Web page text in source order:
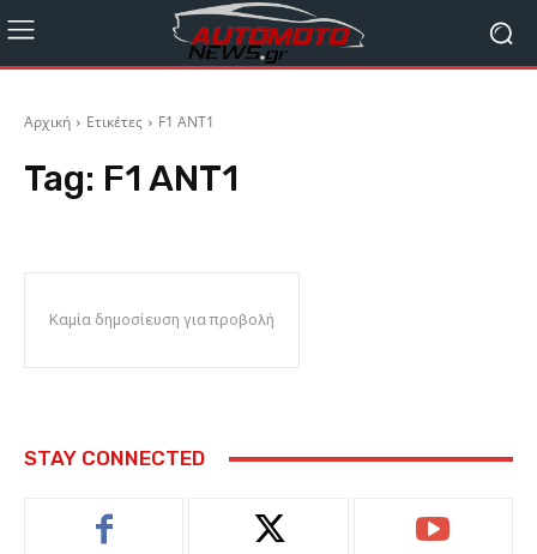
Αρχική Ετικέτες F1 ANT1
Tag: F1 ANT1
Καμία δημοσίευση για προβολή
STAY CONNECTED